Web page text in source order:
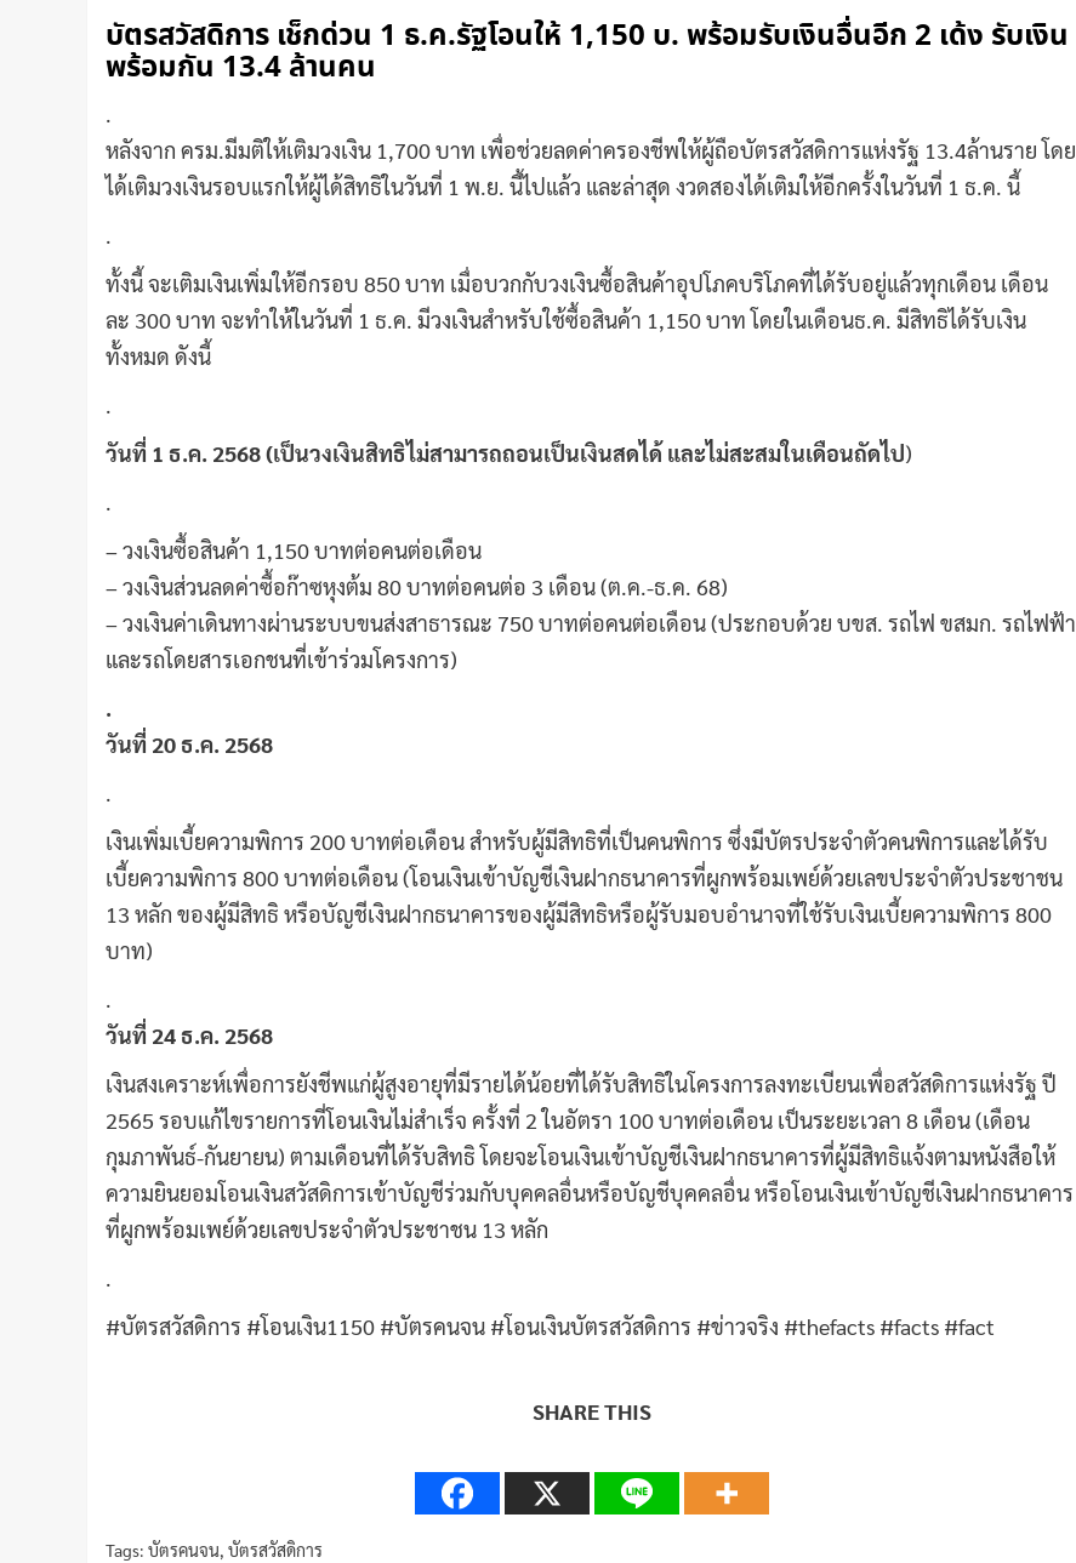
บัตรสวัสดิการ เช็กด่วน 1 ธ.ค.รัฐโอนให้ 1,150 บ. พร้อมรับเงินอื่นอีก 2 เด้ง รับเงิน
พร้อมกัน 13.4 ล้านคน
.
หลังจาก ครม.มีมติให้เติมวงเงิน 1,700 บาท เพื่อช่วยลดค่าครองชีพให้ผู้ถือบัตรสวัสดิการแห่งรัฐ 13.4ล้านราย โดย
ได้เติมวงเงินรอบแรกให้ผู้ได้สิทธิในวันที่ 1 พ.ย. นี้ไปแล้ว และล่าสุด งวดสองได้เติมให้อีกครั้งในวันที่ 1 ธ.ค. นี้
.
ทั้งนี้ จะเติมเงินเพิ่มให้อีกรอบ 850 บาท เมื่อบวกกับวงเงินซื้อสินค้าอุปโภคบริโภคที่ได้รับอยู่แล้วทุกเดือน เดือน
ละ 300 บาท จะทำให้ในวันที่ 1 ธ.ค. มีวงเงินสำหรับใช้ซื้อสินค้า 1,150 บาท โดยในเดือนธ.ค. มีสิทธิได้รับเงิน
ทั้งหมด ดังนี้
.
วันที่ 1 ธ.ค. 2568 (เป็นวงเงินสิทธิไม่สามารถถอนเป็นเงินสดได้ และไม่สะสมในเดือนถัดไป)
.
– วงเงินซื้อสินค้า 1,150 บาทต่อคนต่อเดือน
– วงเงินส่วนลดค่าซื้อก๊าซหุงต้ม 80 บาทต่อคนต่อ 3 เดือน (ต.ค.-ธ.ค. 68)
– วงเงินค่าเดินทางผ่านระบบขนส่งสาธารณะ 750 บาทต่อคนต่อเดือน (ประกอบด้วย บขส. รถไฟ ขสมก. รถไฟฟ้า
และรถโดยสารเอกชนที่เข้าร่วมโครงการ)
.
วันที่ 20 ธ.ค. 2568
.
เงินเพิ่มเบี้ยความพิการ 200 บาทต่อเดือน สำหรับผู้มีสิทธิที่เป็นคนพิการ ซึ่งมีบัตรประจำตัวคนพิการและได้รับ
เบี้ยความพิการ 800 บาทต่อเดือน (โอนเงินเข้าบัญชีเงินฝากธนาคารที่ผูกพร้อมเพย์ด้วยเลขประจำตัวประชาชน
13 หลัก ของผู้มีสิทธิ หรือบัญชีเงินฝากธนาคารของผู้มีสิทธิหรือผู้รับมอบอำนาจที่ใช้รับเงินเบี้ยความพิการ 800
บาท)
.
วันที่ 24 ธ.ค. 2568
เงินสงเคราะห์เพื่อการยังชีพแก่ผู้สูงอายุที่มีรายได้น้อยที่ได้รับสิทธิในโครงการลงทะเบียนเพื่อสวัสดิการแห่งรัฐ ปี
2565 รอบแก้ไขรายการที่โอนเงินไม่สำเร็จ ครั้งที่ 2 ในอัตรา 100 บาทต่อเดือน เป็นระยะเวลา 8 เดือน (เดือน
กุมภาพันธ์-กันยายน) ตามเดือนที่ได้รับสิทธิ โดยจะโอนเงินเข้าบัญชีเงินฝากธนาคารที่ผู้มีสิทธิแจ้งตามหนังสือให้
ความยินยอมโอนเงินสวัสดิการเข้าบัญชีร่วมกับบุคคลอื่นหรือบัญชีบุคคลอื่น หรือโอนเงินเข้าบัญชีเงินฝากธนาคาร
ที่ผูกพร้อมเพย์ด้วยเลขประจำตัวประชาชน 13 หลัก
.
#บัตรสวัสดิการ #โอนเงิน1150 #บัตรคนจน #โอนเงินบัตรสวัสดิการ #ข่าวจริง #thefacts #facts #fact
SHARE THIS
Tags: บัตรคนจน, บัตรสวัสดิการ